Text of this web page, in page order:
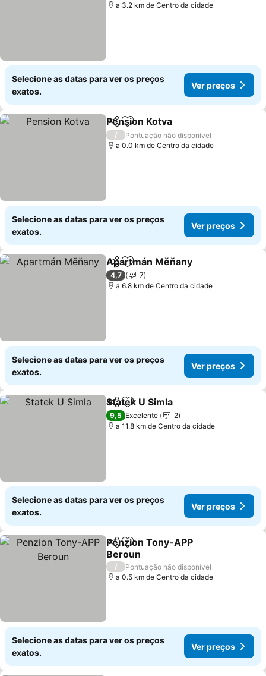
a 3.2 km de Centro da cidade
Selecione as datas para ver os preços
exatos.
Ver preços
PartilharAdicionar aos favoritos
Pension Kotva
/
Pontuação não disponível
a 0.0 km de Centro da cidade
Selecione as datas para ver os preços
exatos.
Ver preços
PartilharAdicionar aos favoritos
Apartmán Měňany
4,7
7
a 6.8 km de Centro da cidade
Selecione as datas para ver os preços
exatos.
Ver preços
PartilharAdicionar aos favoritos
Statek U Simla
9,5 Excelente
2
a 11.8 km de Centro da cidade
Selecione as datas para ver os preços
exatos.
Ver preços
PartilharAdicionar aos favoritos
Penzion Tony-APP
Beroun
/
Pontuação não disponível
a 0.5 km de Centro da cidade
Selecione as datas para ver os preços
exatos.
Ver preços